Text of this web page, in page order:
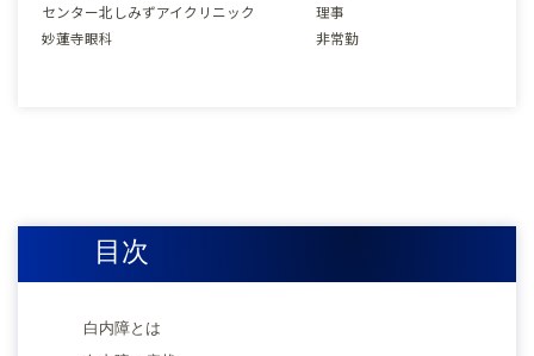
センター北しみずアイクリニック
理事
妙蓮寺眼科
非常勤
目次
白内障とは